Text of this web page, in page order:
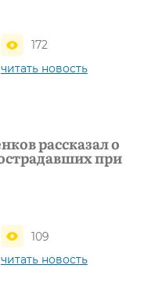
172
читать новость
рассказал о
при
109
читать новость